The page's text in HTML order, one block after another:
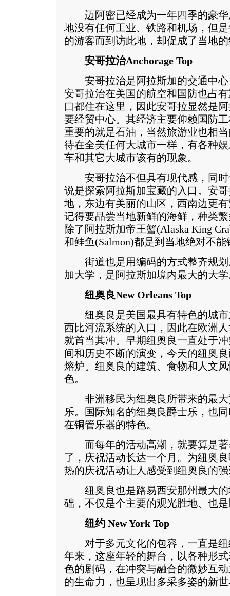
迈阿密已经成为一年四季的豪华
地没有任何工业、铁路和机场，但
的游客而到访此地，却促成了当地
安哥拉治Anchorage Top
安哥拉治是阿拉斯加的交通中心
安哥拉治在美国的航空和国防也占
口都住在这里，因此安哥拉显然是
要经贸中心。其经济主要仰赖国防
重要的就是石油，当然旅游业也相
待在全美任何大城市一样，有各种
车和其它大城市该有的现象。
安哥拉治不但具有现代感，同时
说是探索阿拉斯加宝藏的入口。安
地，东边有美丽的山区，西南边更
记得要品尝当地新鲜的海鲜，种类
除了阿拉斯加帝王蟹(Alaska King
和鲑鱼(Salmon)都是到当地绝对不
街道也是用编码的方式整齐规划
加大学，是阿拉斯加境内最大的大
纽奥良New Orleans Top
纽奥良是美国最具有特色的城市
西比河流系统的入口，因此在欧洲
就首当其冲。早期纽奥良一直处于
间和历史不断的演变，今天的纽奥
熔炉。纽奥良的建筑、食物和人文
色。
非洲移民为纽奥良所带来的最大
乐。国际知名的纽奥良爵士乐，也
在铜管乐器的特色。
而每年的活动高潮，就要算是著
了，庆祝活动长达一个月。为纽奥
热的庆祝活动让人感受到纽奥良的
纽奥良也是路易西安那州最大的
础，不仅是个主要的观光胜地、也
纽约 New York Top
对于多元文化的包容，一直是纽
年来，这座年轻的舞台，以各种形
色的剧码，在冲突与融合的微妙互
的生命力，也呈现出多采多姿的新